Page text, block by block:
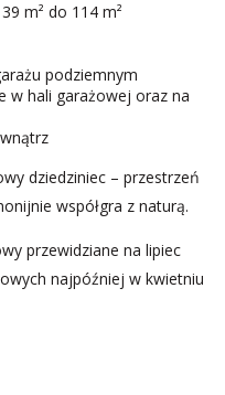
m² do 114 m²
podziemnym
w hali garażowej oraz na
dziedziniec – przestrzeń
współgra z naturą.
przewidziane na lipiec
najpóźniej w kwietniu